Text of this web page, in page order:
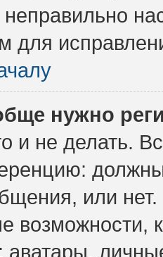
неправильно
для
нужно
и не делать.
или
возможности,
аватары,